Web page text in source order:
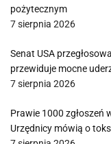
pożytecznym
7 sierpnia 2026
Senat USA
przewiduje mocne
7 sierpnia 2026
Prawie 1000 zgłoszeń
Urzędnicy mówią o